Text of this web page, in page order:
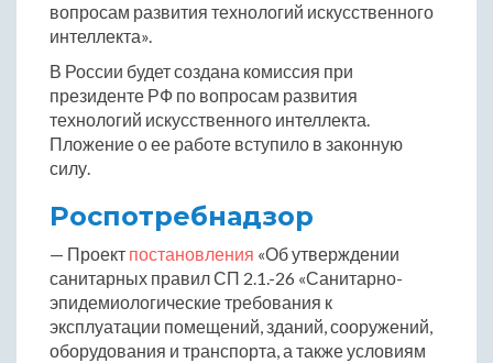
вопросам развития технологий искусственного
интеллекта».
В России будет создана комиссия при
президенте РФ по вопросам развития
технологий искусственного интеллекта.
Пложение о ее работе вступило в законную
силу.
Роспотребнадзор
— Проект постановления «Об утверждении
санитарных правил СП 2.1.-26 «Санитарно-
эпидемиологические требования к
эксплуатации помещений, зданий, сооружений,
оборудования и транспорта, а также условиям